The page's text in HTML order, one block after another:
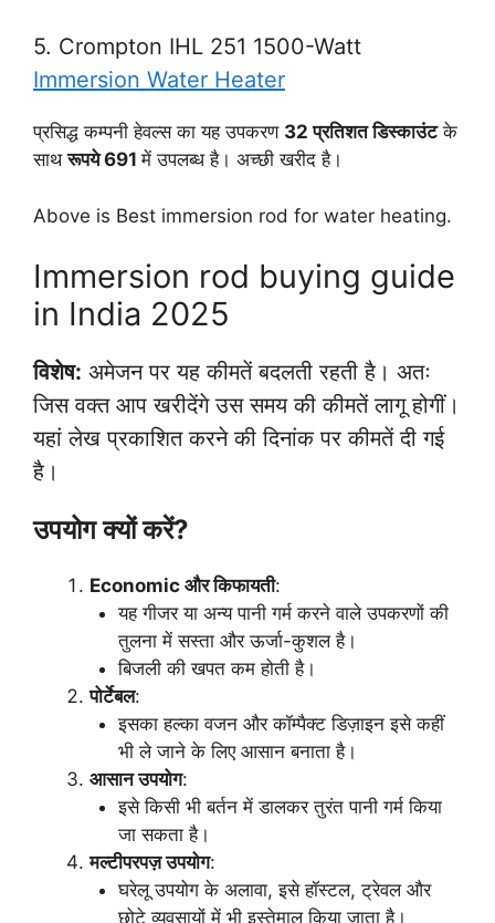
5. Crompton IHL 251 1500-Watt
Immersion Water Heater
प्रसिद्ध कम्पनी हेवल्स का यह उपकरण 32 प्रतिशत डिस्काउंटके
साथरूपये 691में उपलब्ध है। अच्छी खरीद है।
Above is Best immersion rod for water heating.
Immersion rod buying guide
in India 2025
विशेष: अमेजन पर यह कीमतें बदलती रहती है। अतः
जिस वक्त आप खरीदेंगे उस समय की कीमतें लागू होगीं।
यहां लेख प्रकाशित करने की दिनांक पर कीमतें दी गई
है।
उपयोग क्यों करें?
Economic और किफायती:
यह गीजर या अन्य पानी गर्म करने वाले उपकरणों की
तुलना में सस्ता और ऊर्जा-कुशल है।
बिजली की खपत कम होती है।
पोर्टेबल:
इसका हल्का वजन और कॉम्पैक्ट डिज़ाइन इसे कहीं
भी ले जाने के लिए आसान बनाता है।
आसान उपयोग:
इसे किसी भी बर्तन में डालकर तुरंत पानी गर्म किया
जा सकता है।
मल्टीपरपज़ उपयोग:
घरेलू उपयोग के अलावा, इसे हॉस्टल, ट्रेवल और
छोटे व्यवसायों में भी इस्तेमाल किया जाता है।